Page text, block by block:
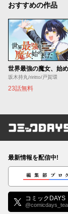
おすすめの作品
坂木持丸/riritto/戸賀環
23話無料
コミッ
最新情報を配信中!
編集部ブログ
コミックDAYS